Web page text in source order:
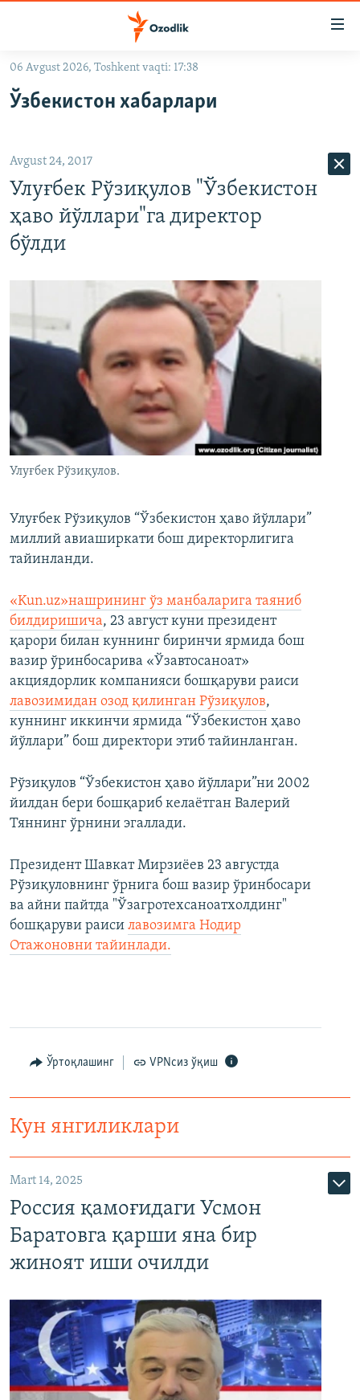
Асосий
Қидиришга
ўтинг
OZODLIK SURISHTIRUVLARI
На русском
ИЖТИМОИЙ ТАРМОҚЛАР
Озодлик бошқа тилларда
06 Avgust 2026, Toshkent vaqti: 17:38
Ўзбекистон хабарлари
Avgust 24, 2017
Улуғбек Рўзиқулов "Ўзбекистон
ҳаво йўллари"га директор
бўлди
Улуғбек Рўзиқулов.
Улуғбек Рўзиқулов “Ўзбекистон ҳаво йўллари”
миллий авиаширкати бош директорлигига
тайинланди.
«Kun.uz»нашрининг ўз манбаларига таяниб
билдиришича, 23 август куни президент
қарори билан куннинг биринчи ярмида бош
вазир ўринбосарива «Ўзавтосаноат»
акциядорлик компанияси бошқаруви раиси
лавозимидан озод қилинган Рўзиқулов,
куннинг иккинчи ярмида “Ўзбекистон ҳаво
йўллари” бош директори этиб тайинланган.
Рўзиқулов “Ўзбекистон ҳаво йўллари”ни 2002
йилдан бери бошқариб келаётган Валерий
Тяннинг ўрнини эгаллади.
Президент Шавкат Мирзиёев 23 августда
Рўзиқуловнинг ўрнига бош вазир ўринбосари
ва айни пайтда "Ўзагротехсаноатхолдинг"
бошқаруви раиси лавозимга Нодир
Отажоновни тайинлади.
Ўртоқлашинг VPNсиз ўқиш
Кун янгиликлари
Mart 14, 2025
Россия қамоғидаги Усмон
Баратовга қарши яна бир
жиноят иши очилди